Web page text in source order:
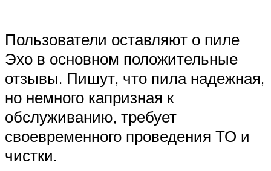
Пользователи оставляют о пиле
Эхо в основном положительные
отзывы. Пишут, что пила надежная,
но немного капризная к
обслуживанию, требует
своевременного проведения ТО и
чистки.